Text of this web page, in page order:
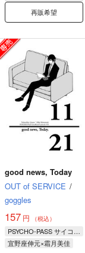
再販希望
good news, Today
OUT of SERVICE /
goggles
157 円 （税込）
PSYCHO-PASS サイコパス
宜野座伸元×霜月美佳